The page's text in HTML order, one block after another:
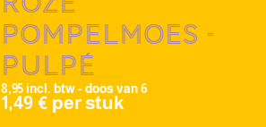
pompelmoes -
Pulpé
8,95 incl. btw - doos van 6
1,49 € per stuk